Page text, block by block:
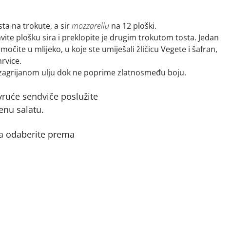
na trokute, a sirmozzarelluna 12 ploški.
plošku sira i preklopite je drugim trokutom tosta. Jedan
u mlijeko, u koje ste umiješali žličicu Vegete i šafran,
ulju dok ne poprime zlatnosmeđu boju.
sendviče poslužite
salatu.
odaberite prema